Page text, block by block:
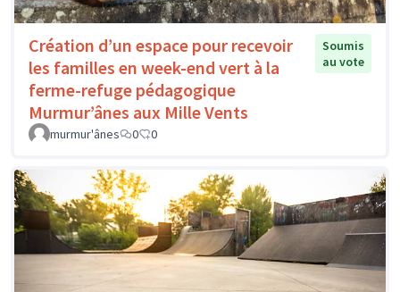
Création d’un espace pour recevoir
les familles en week-end vert à la
ferme-refuge pédagogique
Murmur’ânes aux Mille Vents
Soumis
au vote
murmur'ânes 0 0